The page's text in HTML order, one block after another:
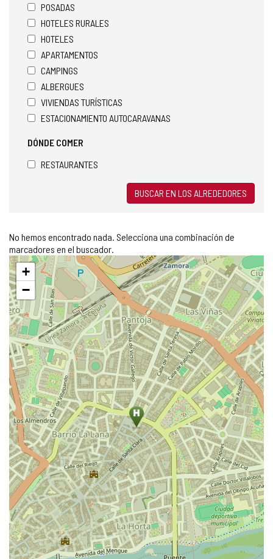
POSADAS
HOTELES RURALES
HOTELES
APARTAMENTOS
CAMPINGS
ALBERGUES
VIVIENDAS TURÍSTICAS
ESTACIONAMIENTO AUTOCARAVANAS
DÓNDE COMER
RESTAURANTES
BUSCAR EN LOS ALREDEDORES
No hemos encontrado nada. Selecciona una combinación de
marcadores en el buscador.
Saltar
mapa
+
−